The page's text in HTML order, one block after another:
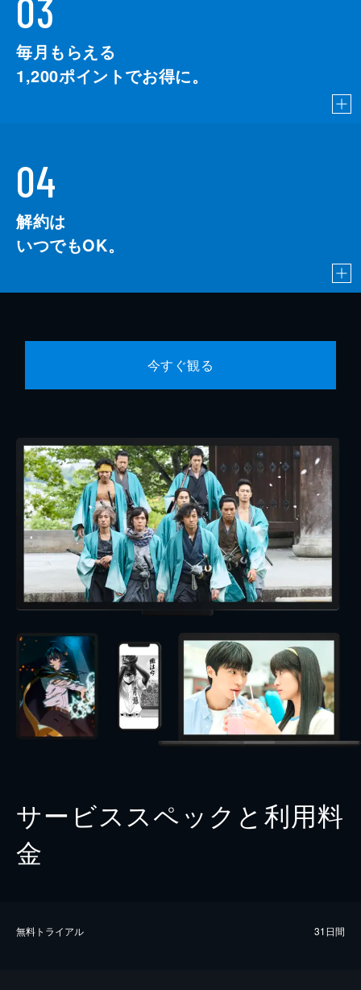
03
毎月もらえる
1,200ポイントでお得に。
04
解約は
いつでもOK。
今すぐ観る
サービススペックと利用料
金
無料トライアル 31日間